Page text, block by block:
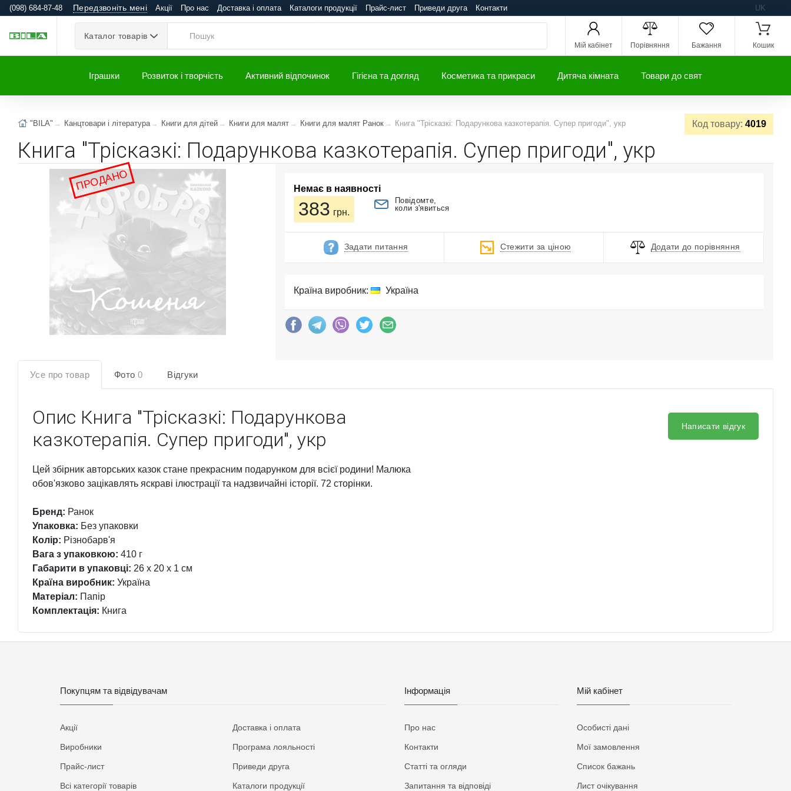
(098) 684-87-48 Передзвоніть мені Акції Про нас Доставка і оплата Каталоги продукції Прайс-лист Приведи друга Контакти UK
Каталог товарів
Мій кабінет Порівняння Бажання Кошик
Іграшки Розвиток і творчість Активний відпочинок Гігієна та догляд Косметика та прикраси Дитяча кімната Товари до свят
Код товару: 4019
"BILA" Канцтовари і література Книги для дітей Книги для малят Книги для малят Ранок Книга "Трісказкі: Подарункова казкотерапія. Супер пригоди", укр
Книга "Трісказкі: Подарункова казкотерапія. Супер пригоди", укр
ПРОДАНО Немає в наявності
383 грн.
Повідомте,
коли з'явиться
Задати питання Стежити за ціною Додати до порівняння
Країна виробник: Україна
Усе про товар Фото 0 Відгуки
Опис Книга "Трісказкі: Подарункова
казкотерапія. Супер пригоди", укр
Цей збірник авторських казок стане прекрасним подарунком для всієї родини! Малюка
обов'язково зацікавлять яскраві ілюстрації та надзвичайні історії. 72 сторінки.
Бренд: Ранок
Упаковка: Без упаковки
Колір: Різнобарв'я
Вага з упаковкою: 410 г
Габарити в упаковці: 26 x 20 x 1 см
Країна виробник: Україна
Матеріал: Папір
Комплектація: Книга
Написати відгук
Покупцям та відвідувачам
Акції
Виробники
Прайс-лист
Всі категорії товарів
Доставка і оплата
Програма лояльності
Приведи друга
Каталоги продукції
Інформація
Про нас
Контакти
Статті та огляди
Запитання та відповіді
Мій кабінет
Особисті дані
Мої замовлення
Список бажань
Лист очікування